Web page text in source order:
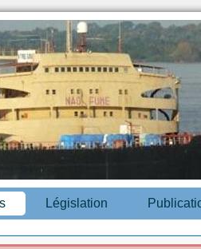
Législation